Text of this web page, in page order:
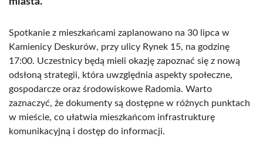
Spotkanie z mieszkańcami zaplanowano na 30 lipca w
Kamienicy Deskurów, przy ulicy Rynek 15, na godzinę
17:00. Uczestnicy będą mieli okazję zapoznać się z nową
odsłoną strategii, która uwzględnia aspekty społeczne,
gospodarcze oraz środowiskowe Radomia. Warto
zaznaczyć, że dokumenty są dostępne w różnych punktach
w mieście, co ułatwia mieszkańcom infrastrukturę
komunikacyjną i dostęp do informacji.